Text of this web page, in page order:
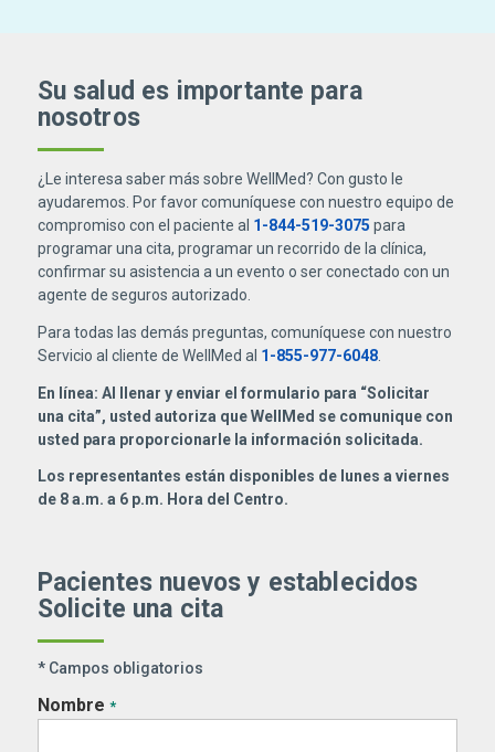
Su salud es importante para
nosotros
¿Le interesa saber más sobre WellMed? Con gusto le
ayudaremos. Por favor comuníquese con nuestro equipo de
compromiso con el paciente al 1-844-519-3075 para
programar una cita, programar un recorrido de la clínica,
confirmar su asistencia a un evento o ser conectado con un
agente de seguros autorizado.
Para todas las demás preguntas, comuníquese con nuestro
Servicio al cliente de WellMed al 1-855-977-6048.
En línea: Al llenar y enviar el formulario para “Solicitar
una cita”, usted autoriza que WellMed se comunique con
usted para proporcionarle la información solicitada.
Los representantes están disponibles de lunes a viernes
de 8 a.m. a 6 p.m. Hora del Centro.
Pacientes nuevos y establecidos
Solicite una cita
* Campos obligatorios
Nombre *